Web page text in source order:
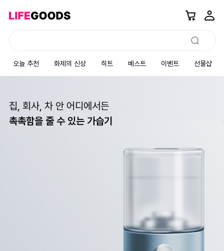
오늘 추천 화제의 신상 히트 베스트 이벤트 선물샵
집, 회사, 차 안 어디에서든
촉촉함을 줄 수 있는 가습기